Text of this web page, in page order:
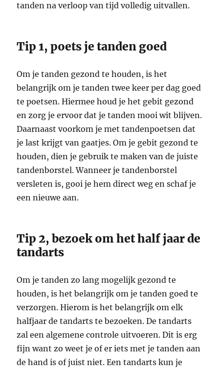
tanden na verloop van tijd volledig uitvallen.
Tip 1, poets je tanden goed
Om je tanden gezond te houden, is het
belangrijk om je tanden twee keer per dag goed
te poetsen. Hiermee houd je het gebit gezond
en zorg je ervoor dat je tanden mooi wit blijven.
Daarnaast voorkom je met tandenpoetsen dat
je last krijgt van gaatjes. Om je gebit gezond te
houden, dien je gebruik te maken van de juiste
tandenborstel. Wanneer je tandenborstel
versleten is, gooi je hem direct weg en schaf je
een nieuwe aan.
Tip 2, bezoek om het half jaar de
tandarts
Om je tanden zo lang mogelijk gezond te
houden, is het belangrijk om je tanden goed te
verzorgen. Hierom is het belangrijk om elk
halfjaar de tandarts te bezoeken. De tandarts
zal een algemene controle uitvoeren. Dit is erg
fijn want zo weet je of er iets met je tanden aan
de hand is of juist niet. Een tandarts kun je